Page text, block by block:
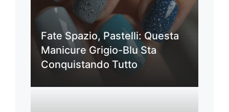
Fate Spazio, Pastelli: Questa
Manicure Grigio-Blu Sta
Conquistando Tutto